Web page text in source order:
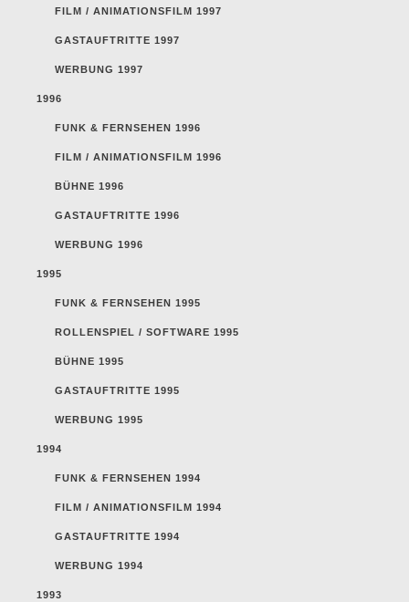
FILM / ANIMATIONSFILM 1997
GASTAUFTRITTE 1997
WERBUNG 1997
1996
FUNK & FERNSEHEN 1996
FILM / ANIMATIONSFILM 1996
BÜHNE 1996
GASTAUFTRITTE 1996
WERBUNG 1996
1995
FUNK & FERNSEHEN 1995
ROLLENSPIEL / SOFTWARE 1995
BÜHNE 1995
GASTAUFTRITTE 1995
WERBUNG 1995
1994
FUNK & FERNSEHEN 1994
FILM / ANIMATIONSFILM 1994
GASTAUFTRITTE 1994
WERBUNG 1994
1993